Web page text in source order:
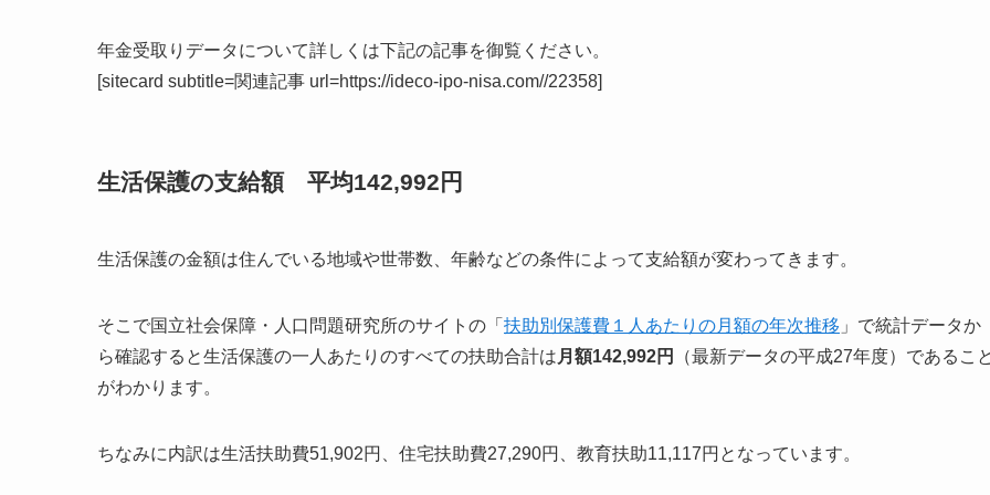
年金受取りデータについて詳しくは下記の記事を御覧ください。
[sitecard subtitle=関連記事 url=https://ideco-ipo-nisa.com//22358]
生活保護の支給額 平均142,992円
生活保護の金額は住んでいる地域や世帯数、年齢などの条件によって支給額が変わってきます。
そこで国立社会保障・人口問題研究所のサイトの「 扶助別保護費１人あたりの月額の年次推移 」で統計データか
ら確認すると生活保護の一人あたりのすべての扶助合計は 月額142,992円
（最新データの平成27年度）であるこ
がわかります。
ちなみに内訳は生活扶助費51,902円、住宅扶助費27,290円、教育扶助11,117円となっています。